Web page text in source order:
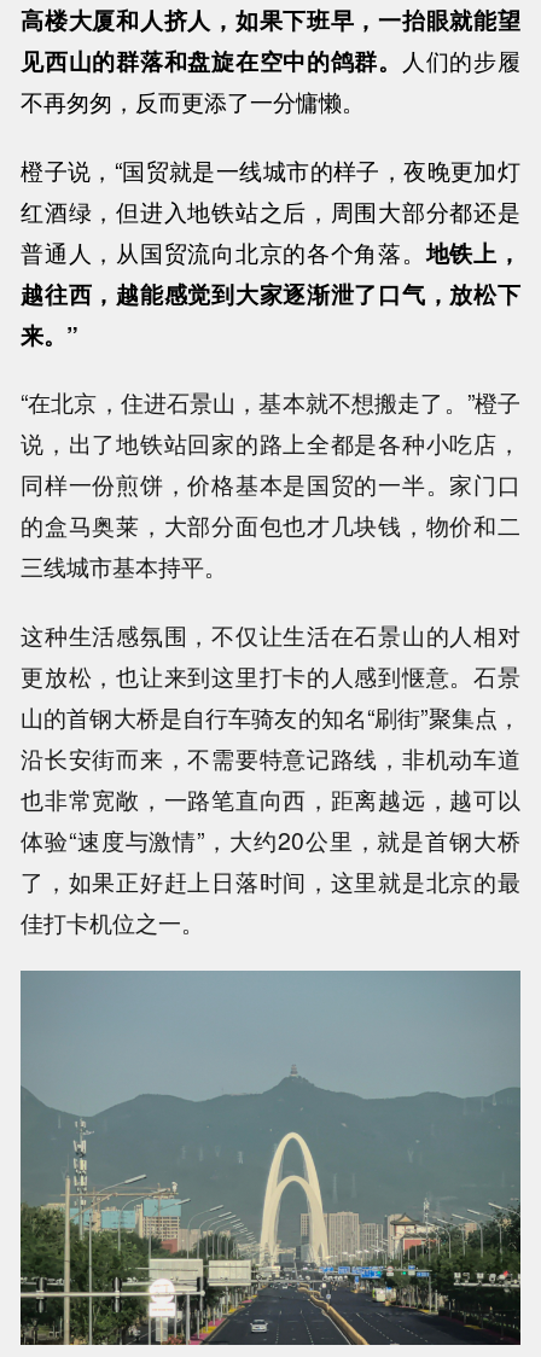
高楼大厦和人挤人，如果下班早，一抬眼就能望
见西山的群落和盘旋在空中的鸽群。 人们的步履
不再匆匆，反而更添了一分慵懒。
橙子说，“国贸就是一线城市的样子，夜晚更加灯
红酒绿，但进入地铁站之后，周围大部分都还是
普通人，从国贸流向北京的各个角落。地铁上，
越往西，越能感觉到大家逐渐泄了口气，放松下
来。”
“在北京，住进石景山，基本就不想搬走了。”橙子
说，出了地铁站回家的路上全都是各种小吃店，
同样一份煎饼，价格基本是国贸的一半。家门口
的盒马奥莱，大部分面包也才几块钱，物价和二
三线城市基本持平。
这种生活感氛围，不仅让生活在石景山的人相对
更放松，也让来到这里打卡的人感到惬意。石景
山的首钢大桥是自行车骑友的知名“刷街”聚集点，
沿长安街而来，不需要特意记路线，非机动车道
也非常宽敞，一路笔直向西，距离越远，越可以
体验“速度与激情”，大约20公里，就是首钢大桥
了，如果正好赶上日落时间，这里就是北京的最
佳打卡机位之一。